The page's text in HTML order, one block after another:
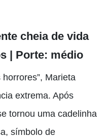
cheia de vida
| Porte: médio
Marieta
extrema. Após
tornou uma cadelinha
símbolo de